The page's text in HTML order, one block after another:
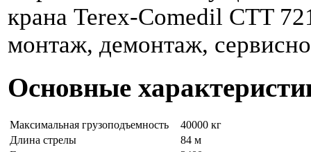
крана Terex-Comedil CTT
монтаж, демонтаж,
Основные
Максимальная грузоподъемность
40000 кг
Длина стрелы
84 м